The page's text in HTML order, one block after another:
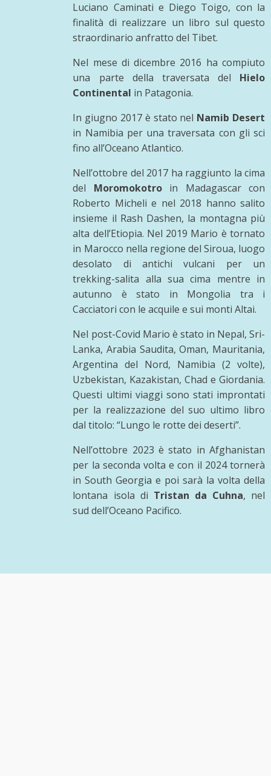
Luciano Caminati e Diego Toigo, con la
finalità di realizzare un libro sul questo
straordinario anfratto del Tibet.
Nel mese di dicembre 2016 ha compiuto
una parte della traversata del Hielo
Continental in Patagonia.
In giugno 2017 è stato nel Namib Desert
in Namibia per una traversata con gli sci
fino all’Oceano Atlantico.
Nell’ottobre del 2017 ha raggiunto la cima
del Moromokotroin Madagascar con
Roberto Micheli e nel 2018 hanno salito
insieme il Rash Dashen, la montagna più
alta dell’Etiopia. Nel 2019 Mario è tornato
in Marocco nella regione del Siroua, luogo
desolato di antichi vulcani per un
trekking-salita alla sua cima mentre in
autunno è stato in Mongolia tra i
Cacciatori con le acquile e sui monti Altai.
Nel post-Covid Mario è stato in Nepal, Sri-
Lanka, Arabia Saudita, Oman, Mauritania,
Argentina del Nord, Namibia (2 volte),
Uzbekistan, Kazakistan, Chad e Giordania.
Questi ultimi viaggi sono stati improntati
per la realizzazione del suo ultimo libro
dal titolo: “Lungo le rotte dei deserti”.
Nell’ottobre 2023 è stato in Afghanistan
per la seconda volta e con il 2024 tornerà
in South Georgia e poi sarà la volta della
lontana isola di Tristan da Cuhna, nel
sud dell’Oceano Pacifico.